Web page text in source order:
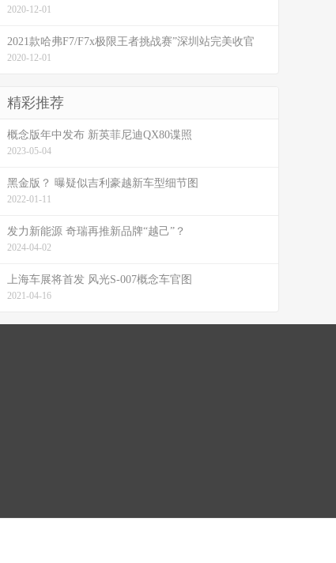
2020-12-01
2021款哈弗F7/F7x极限王者挑战赛”深圳站完美收官
2020-12-01
精彩推荐
概念版年中发布 新英菲尼迪QX80谍照
2023-05-04
黑金版？ 曝疑似吉利豪越新车型细节图
2022-01-11
发力新能源 奇瑞再推新品牌“越己”？
2024-04-02
上海车展将首发 风光S-007概念车官图
2021-04-16